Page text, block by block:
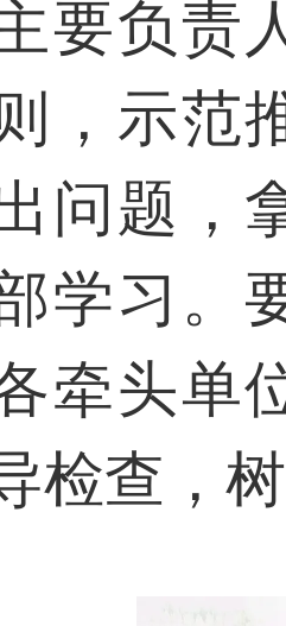
要负责
，示范
问题，
学习。
牵头单
检查，